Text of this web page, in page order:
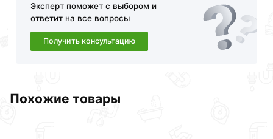
обязательно).
Эксперт поможет с выбором и
ответит на все вопросы
Получить консультацию
Похожие товары